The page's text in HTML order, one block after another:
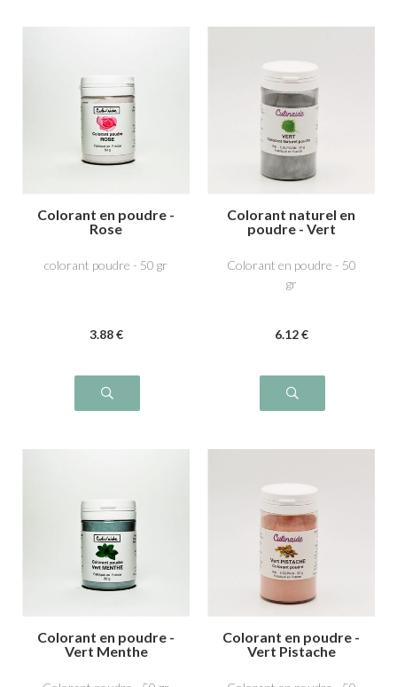
Colorant en poudre -
Rose
colorant poudre - 50 gr
3.88 €
Colorant naturel en
poudre - Vert
Colorant en poudre - 50
gr
6.12 €
Colorant en poudre -
Vert Menthe
Colorant en poudre -
Vert Pistache